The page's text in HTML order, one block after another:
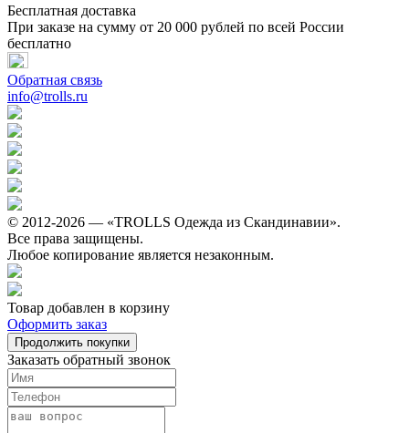
Бесплатная доставка
При заказе на сумму от 20 000 рублей по всей России
бесплатно
Обратная связь
info@trolls.ru
© 2012-2026 — «TROLLS Одежда из Скандинавии».
Все права защищены.
Любое копирование является незаконным.
Товар добавлен в корзину
Оформить заказ
Продолжить покупки
Заказать обратный звонок